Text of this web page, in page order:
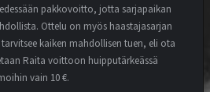
pakkovoitto, jotta sarjapaikan
Ottelu on myös haastajasarjan
kaiken mahdollisen tuen, eli ota
Raita voittoon huipputärkeässä
vain 10 €.